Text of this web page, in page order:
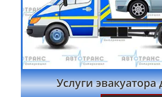
Услуги эвакуатора